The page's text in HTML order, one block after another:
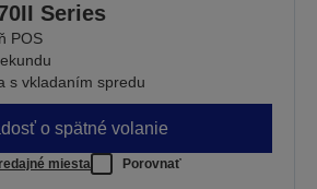
Series
POS
s vkladaním spredu
o spätné volanie
miesta Porovnať